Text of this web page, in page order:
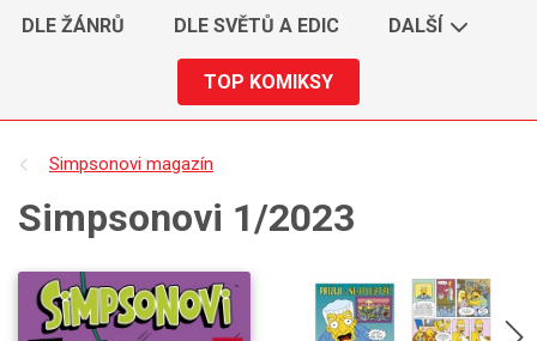
DLE ŽÁNRŮ DLE SVĚTŮ A EDIC DALŠÍ
TOP KOMIKSY
Simpsonovi magazín
Simpsonovi 1/2023